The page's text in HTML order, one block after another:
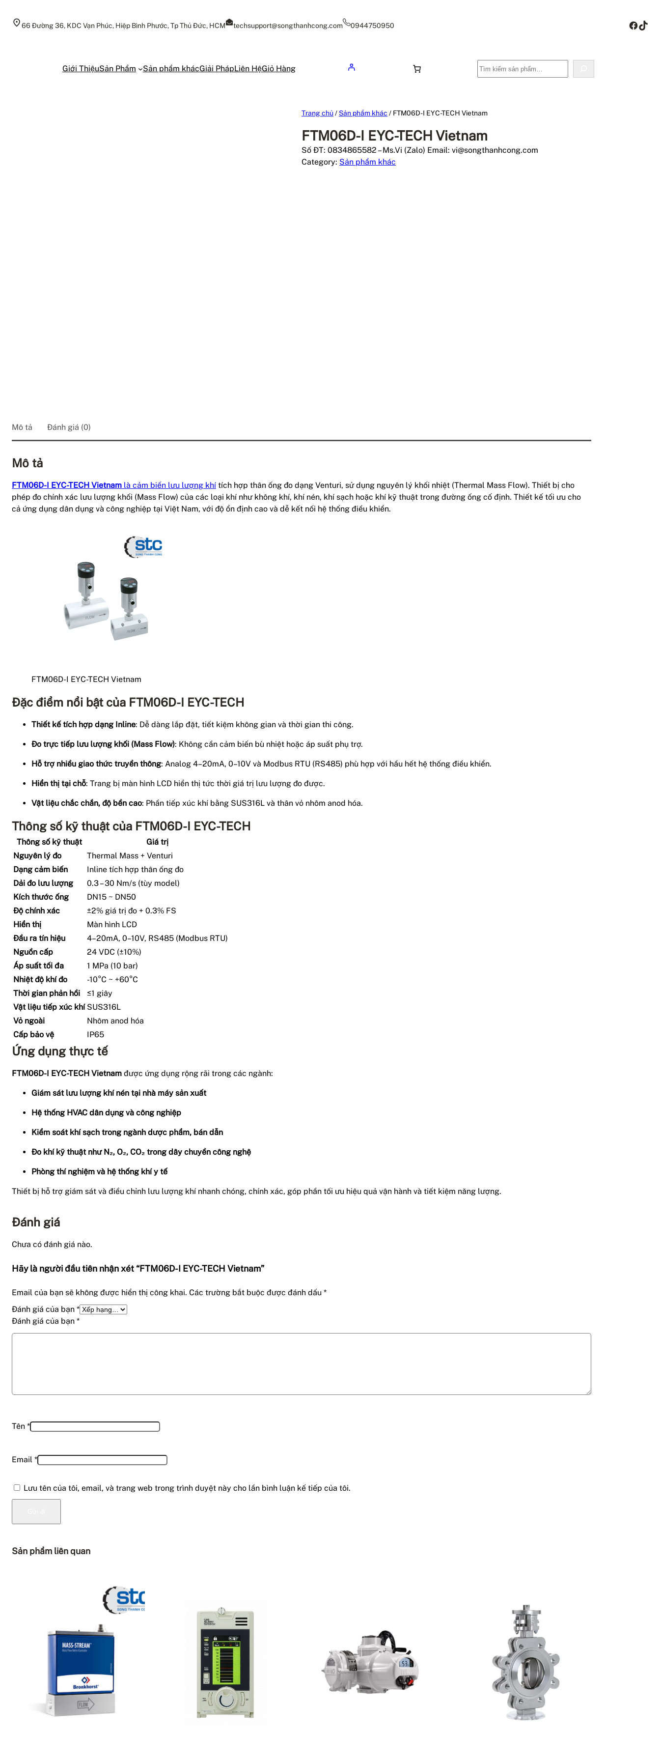
66 Đường 36, KDC Vạn Phúc, Hiệp Bình Phước, Tp Thủ Đức, HCM techsupport@songthanhcong.com 0944750950
Giới ThiệuSản Phẩm Sản phẩm khácGiải PhápLiên HệGiỏ Hàng
Tìm
kiếm
Trang chủ / Sản phẩm khác / FTM06D-I EYC-TECH Vietnam
FTM06D-I EYC-TECH Vietnam
Số ĐT: 0834865582 – Ms.Vi (Zalo) Email: vi@songthanhcong.com
Category: Sản phẩm khác
Mô tả Đánh giá (0)
Mô tả
FTM06D-I EYC-TECH Vietnam là cảm biến lưu lượng khí tích hợp thân ống đo dạng Venturi, sử dụng nguyên lý khối nhiệt (Thermal Mass Flow). Thiết bị cho
phép đo chính xác lưu lượng khối (Mass Flow) của các loại khí như không khí, khí nén, khí sạch hoặc khí kỹ thuật trong đường ống cố định. Thiết kế tối ưu cho
cả ứng dụng dân dụng và công nghiệp tại Việt Nam, với độ ổn định cao và dễ kết nối hệ thống điều khiển.
FTM06D-I EYC-TECH Vietnam
Đặc điểm nổi bật của FTM06D-I EYC-TECH
Thiết kế tích hợp dạng Inline: Dễ dàng lắp đặt, tiết kiệm không gian và thời gian thi công.
Đo trực tiếp lưu lượng khối (Mass Flow): Không cần cảm biến bù nhiệt hoặc áp suất phụ trợ.
Hỗ trợ nhiều giao thức truyền thông: Analog 4–20mA, 0–10V và Modbus RTU (RS485) phù hợp với hầu hết hệ thống điều khiển.
Hiển thị tại chỗ: Trang bị màn hình LCD hiển thị tức thời giá trị lưu lượng đo được.
Vật liệu chắc chắn, độ bền cao: Phần tiếp xúc khí bằng SUS316L và thân vỏ nhôm anod hóa.
Thông số kỹ thuật của FTM06D-I EYC-TECH
Thông số kỹ thuật
Giá trị
Nguyên lý đo
Thermal Mass + Venturi
Dạng cảm biến
Inline tích hợp thân ống đo
Dải đo lưu lượng
0.3 – 30 Nm/s (tùy model)
Kích thước ống
DN15 ~ DN50
Độ chính xác
±2% giá trị đo + 0.3% FS
Hiển thị
Màn hình LCD
Đầu ra tín hiệu
4–20mA, 0–10V, RS485 (Modbus RTU)
Nguồn cấp
24 VDC (±10%)
Áp suất tối đa
1 MPa (10 bar)
Nhiệt độ khí đo
-10°C ~ +60°C
Thời gian phản hồi
≤1 giây
Vật liệu tiếp xúc khí SUS316L
Vỏ ngoài
Nhôm anod hóa
Cấp bảo vệ
IP65
Ứng dụng thực tế
FTM06D-I EYC-TECH Vietnam được ứng dụng rộng rãi trong các ngành:
Giám sát lưu lượng khí nén tại nhà máy sản xuất
Hệ thống HVAC dân dụng và công nghiệp
Kiểm soát khí sạch trong ngành dược phẩm, bán dẫn
Đo khí kỹ thuật như N₂, O₂, CO₂ trong dây chuyền công nghệ
Phòng thí nghiệm và hệ thống khí y tế
Thiết bị hỗ trợ giám sát và điều chỉnh lưu lượng khí nhanh chóng, chính xác, góp phần tối ưu hiệu quả vận hành và tiết kiệm năng lượng.
Đánh giá
Chưa có đánh giá nào.
Hãy là người đầu tiên nhận xét “FTM06D-I EYC-TECH Vietnam”
Email của bạn sẽ không được hiển thị công khai. Các trường bắt buộc được đánh dấu *
Đánh giá của bạn *
Đánh giá của bạn *
Tên *
Email *
Lưu tên của tôi, email, và trang web trong trình duyệt này cho lần bình luận kế tiếp của tôi.
Sản phẩm liên quan